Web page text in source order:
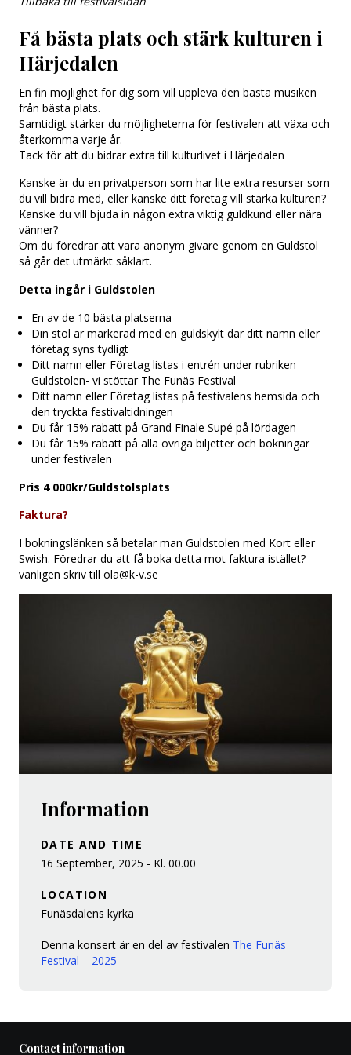
Få bästa plats och stärk kulturen i
Härjedalen
En fin möjlighet för dig som vill uppleva den bästa musiken
från bästa plats.
Samtidigt stärker du möjligheterna för festivalen att växa och
återkomma varje år.
Tack för att du bidrar extra till kulturlivet i Härjedalen
Kanske är du en privatperson som har lite extra resurser som
du vill bidra med, eller kanske ditt företag vill stärka kulturen?
Kanske du vill bjuda in någon extra viktig guldkund eller nära
vänner?
Om du föredrar att vara anonym givare genom en Guldstol
så går det utmärkt såklart.
Detta ingår i Guldstolen
En av de 10 bästa platserna
Din stol är markerad med en guldskylt där ditt namn eller
företag syns tydligt
Ditt namn eller Företag listas i entrén under rubriken
Guldstolen- vi stöttar The Funäs Festival
Ditt namn eller Företag listas på festivalens hemsida och
den tryckta festivaltidningen
Du får 15% rabatt på Grand Finale Supé på lördagen
Du får 15% rabatt på alla övriga biljetter och bokningar
under festivalen
Pris 4 000kr/Guldstolsplats
Faktura?
I bokningslänken så betalar man Guldstolen med Kort eller
Swish. Föredrar du att få boka detta mot faktura istället?
vänligen skriv till ola@k-v.se
Information
DATE AND TIME
16 September, 2025 - Kl. 00.00
LOCATION
Funäsdalens kyrka
Denna konsert är en del av festivalen The Funäs
Festival – 2025
Contact information